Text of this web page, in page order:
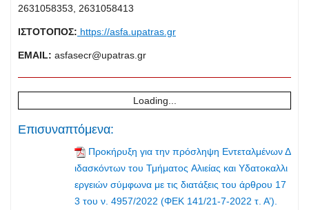
2631058353, 2631058413
ΙΣΤΟΤΟΠΟΣ: https://asfa.upatras.gr
ΕMAIL: asfasecr@upatras.gr
Loading...
Επισυναπτόμενα:
Προκήρυξη για την πρόσληψη Εντεταλμένων Δ
ιδασκόντων του Τμήματος Aλιείας και Υδατοκαλλι
εργειών σύμφωνα με τις διατάξεις του άρθρου 17
3 του ν. 4957/2022 (ΦΕΚ 141/21-7-2022 τ. Α’).